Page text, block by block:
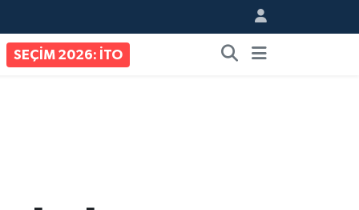
SEÇİM 2026: İTO